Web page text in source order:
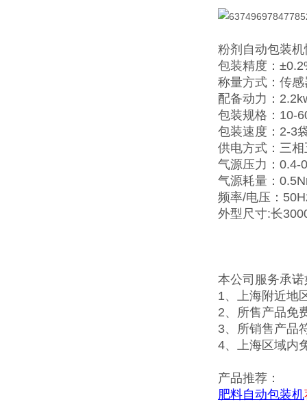
粉剂自动包装机
包装精度：
称量方式：传感
配备动力：
包装规格：10-
包装速度：2-3
供电方式：三相
气源压力：0.4-
气源耗量：
频率/电压：
外型尺寸:长
本公司服务承
1、上海附近地
2、所售产品免
3、所销售产品
4、上海区域内
产品推荐：
肥料自动包装机